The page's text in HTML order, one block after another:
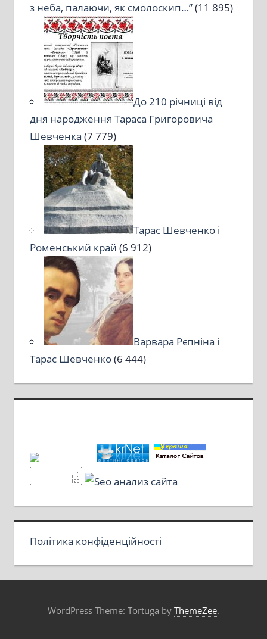
з неба, палаючи, як смолоскип…”(11 895)
До 210 річниці від
дня народження Тараса Григоровича
Шевченка (7 779)
Тарас Шевченко і
Роменський край (6 912)
Варвара Рєпніна і
Тарас Шевченко(6 444)
Політика конфіденційності
WordPress Theme: Tortuga by ThemeZee.